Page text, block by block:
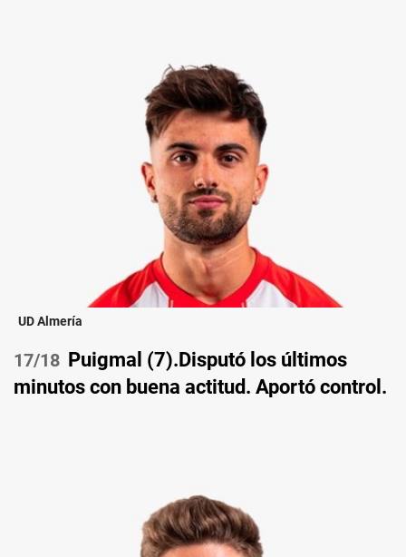
UD Almería
/18 Puigmal (7).Disputó los últimos
minutos con buena actitud. Aportó control.